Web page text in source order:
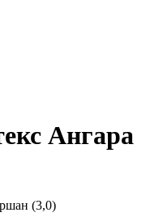
Ангара
(3,0)